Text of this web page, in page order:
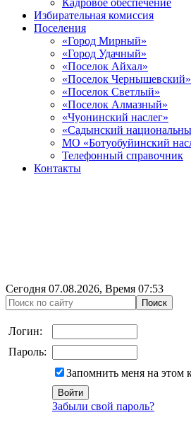
Кадровое обеспечение
Избирательная комиссия
Поселения
«Город Мирный»
«Город Удачный»
«Поселок Айхал»
«Поселок Чернышевский»
«Поселок Светлый»
«Поселок Алмазный»
«Чуонинский наслег»
«Садынский
МО «Ботуобуйинский
Телефонный справочник
Контакты
Сегодня 07.08.2026, Время 07:53
Логин:
Пароль:
Запомнить меня на этом
Забыли свой пароль?